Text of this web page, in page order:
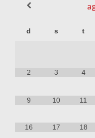
d s t
2 3 4
9 10 11
16 17 18